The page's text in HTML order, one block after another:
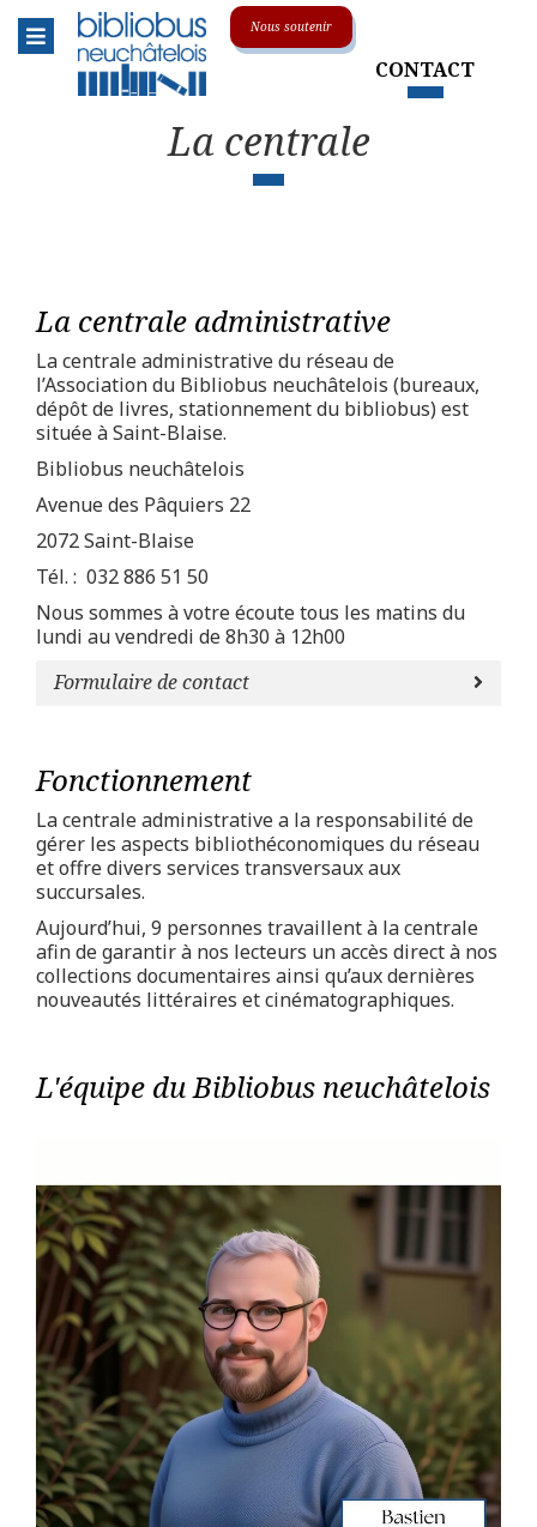
Menu
Le réseau Toggle submenu
Sur la route
Toggle submenu
Nos collections
Toggle submenu
En pratique
Nous soutenir
CONTACT
La centrale
La centrale administrative
La centrale administrative du réseau de
l’Association du Bibliobus neuchâtelois (bureaux,
dépôt de livres, stationnement du bibliobus) est
située à Saint-Blaise.
Bibliobus neuchâtelois
Avenue des Pâquiers 22
2072 Saint-Blaise
Tél. : 032 886 51 50
Nous sommes à votre écoute tous les matins du
lundi au vendredi de 8h30 à 12h00
Formulaire de contact
Fonctionnement
La centrale administrative a la responsabilité de
gérer les aspects bibliothéconomiques du réseau
et offre divers services transversaux aux
succursales.
Aujourd’hui, 9 personnes travaillent à la centrale
afin de garantir à nos lecteurs un accès direct à nos
collections documentaires ainsi qu’aux dernières
nouveautés littéraires et cinématographiques.
L'équipe du Bibliobus neuchâtelois